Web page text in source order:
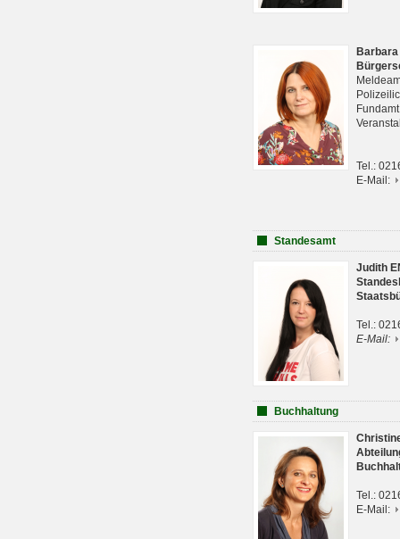
Tel.:
E-Mail:
Standesamt
Judith
Tel.:
E-Mail:
Buchhaltung
Tel.:
E-Mail: